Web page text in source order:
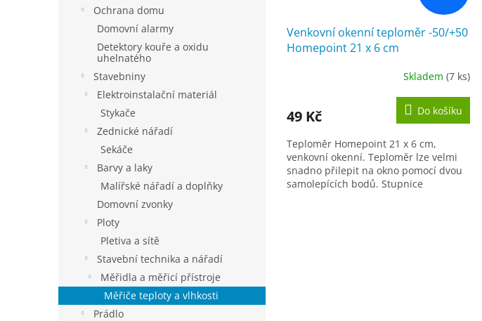
Ochrana domu
Domovní alarmy
Detektory kouře a oxidu
uhelnatého
Stavebniny
Elektroinstalační materiál
Stykače
Zednické nářadí
Sekáče
Barvy a laky
Malířské nářadí a doplňky
Domovní zvonky
Ploty
Pletiva a sítě
Stavební technika a nářadí
Měřidla a měřicí přístroje
Měřiče teploty a vlhkosti
Prádlo
Venkovní okenní teploměr -50/+50
Homepoint 21 x 6 cm
je
z
5
hvězdiček.
Skladem (7 ks)
49 Kč Do košíku
Teploměr Homepoint 21 x 6 cm,
venkovní okenní. Teploměr lze velmi
snadno přilepit na okno pomocí dvou
samolepících bodů. Stupnice